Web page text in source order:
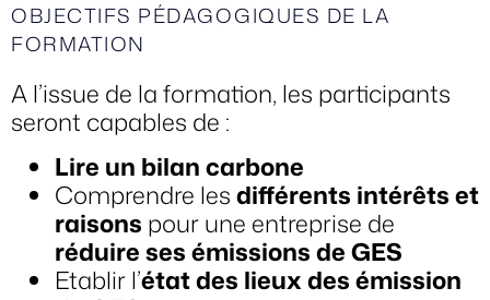
OBJECTIFS PÉDAGOGIQUES DE LA
FORMATION
A l’issue de la formation, les participants
seront capables de :
Lire un bilan carbone
Comprendre lesdifférents intérêts et
raisons pour une entreprise de
réduire ses émissions de GES
Etablir l’état des lieux des émission